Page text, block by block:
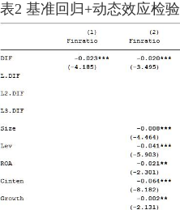
表2 基准回归+动态效应检验